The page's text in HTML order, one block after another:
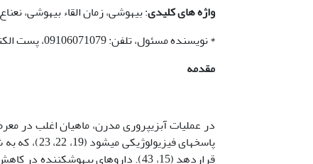
واژه هایکلیدی: بیهوشی، زمان القاء بیهوشی،
* نویسنده مسئول، تلفن: 09106071079، پست الکترونیکی:
مقدمه
پاسخ­های